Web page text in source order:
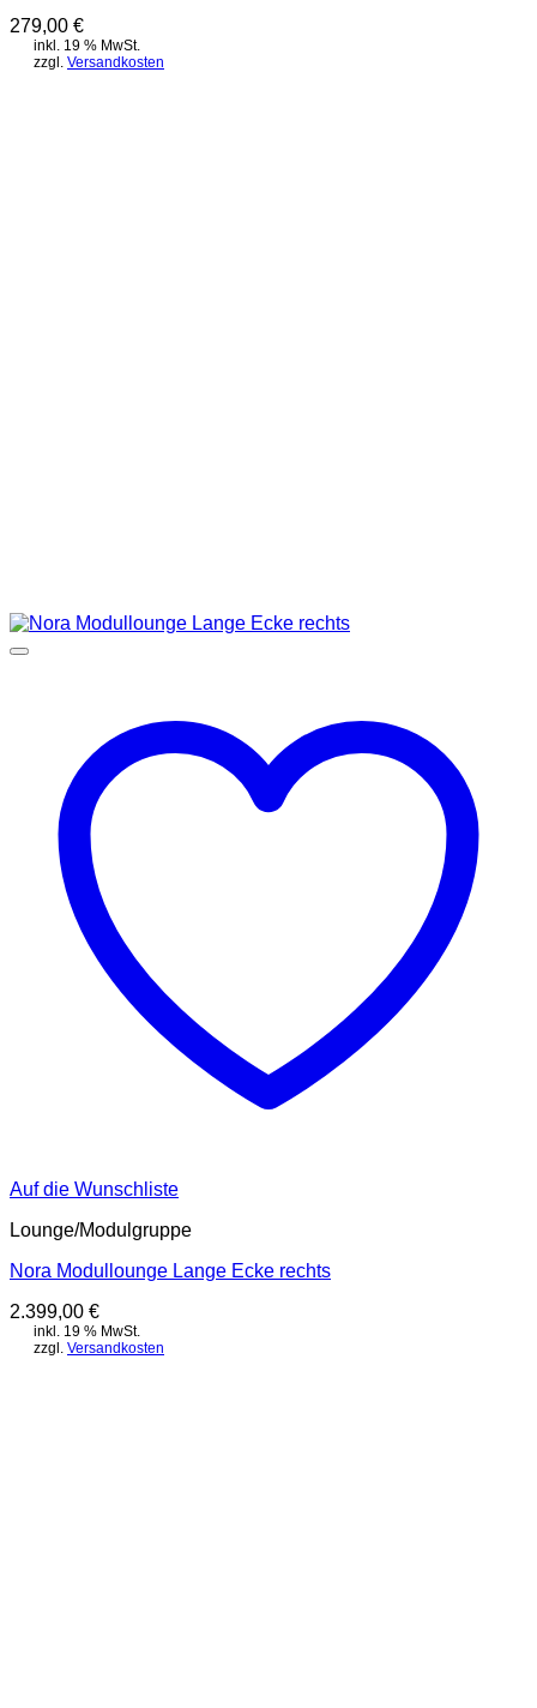
279,00 €
inkl. 19 % MwSt.
zzgl. Versandkosten
Auf die Wunschliste
Lounge/Modulgruppe
Nora Modullounge Lange Ecke rechts
2.399,00 €
inkl. 19 % MwSt.
zzgl. Versandkosten